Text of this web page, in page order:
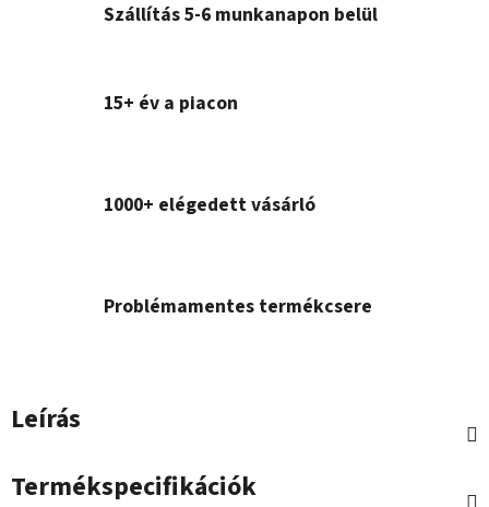
Szállítás 5-6 munkanapon belül
15+ év a piacon
1000+ elégedett vásárló
Problémamentes termékcsere
Leírás
Termékspecifikációk